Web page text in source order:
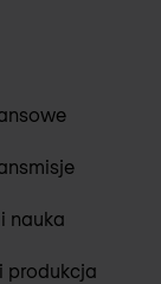
nauka
produkcja